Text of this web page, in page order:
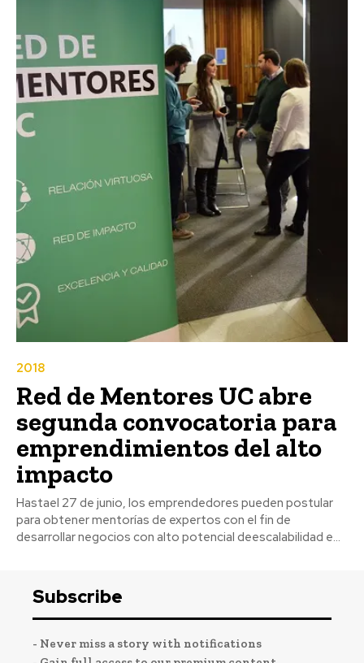
2018
Red de Mentores UC abre
segunda convocatoria para
emprendimientos del alto
impacto
Hastael 27 de junio, los emprendedores pueden postular
para obtener mentorías de expertos con el fin de
desarrollar negocios con alto potencial deescalabilidad e...
Subscribe
- Never miss a story with notifications